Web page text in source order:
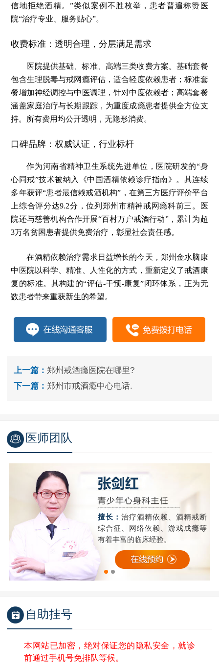
信地拒绝酒精。”类似案例不胜枚举，患者普遍称赞医
院“治疗专业、服务贴心”。
收费标准：透明合理，分层满足需求
医院提供基础、标准、高端三类收费方案。基础套餐
包含生理脱毒与戒网瘾评估，适合轻度依赖患者；标准套
餐增加神经调控与中医调理，针对中度依赖者；高端套餐
涵盖家庭治疗与长期跟踪，为重度成瘾患者提供全方位支
持。所有费用均公开透明，无隐形消费。
口碑品牌：权威认证，行业标杆
作为河南省精神卫生系统先进单位，医院研发的“身
心同戒”技术被纳入《中国酒精依赖诊疗指南》。其连续
多年获评“患者最信赖戒酒机构”，在第三方医疗评价平台
上综合评分达9.2分，位列郑州市精神戒网瘾科前三。医
院还与慈善机构合作开展“百村万户戒酒行动”，累计为超
3万名贫困患者提供免费治疗，彰显社会责任感。
在酒精依赖治疗需求日益增长的今天，郑州金水脑康
中医院以科学、精准、人性化的方式，重新定义了戒酒康
复的标准。其构建的“评估-干预-康复”闭环体系，正为无
数患者带来重获新生的希望。
上一篇： 郑州戒酒瘾医院在哪里?
下一篇： 郑州市戒酒瘾中心电话.
医师团队
擅长：治疗酒精依赖、酒精戒断
综合征、网络依赖、游戏成瘾等
有着丰富的临床经验。
自助挂号
本网站已加密，绝对保证您的隐私安全，就诊
前通过手机号免排队等候。